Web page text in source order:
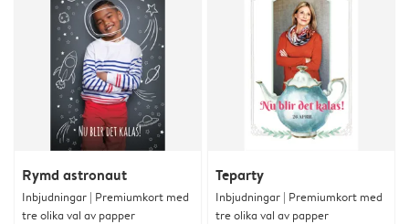
Rymd astronaut
Inbjudningar | Premiumkort med
tre olika val av papper
Teparty
Inbjudningar | Premiumkort med
tre olika val av papper